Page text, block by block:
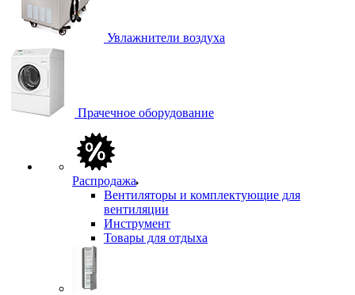
Увлажнители воздуха
Прачечное оборудование
Распродажа
Вентиляторы и комплектующие для
вентиляции
Инструмент
Товары для отдыха